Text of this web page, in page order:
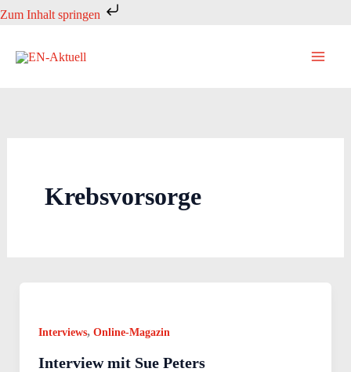
Zum Inhalt springen
Zum
springen
Krebsvorsorge
Interviews, Online-Magazin
Interview mit Sue Peters